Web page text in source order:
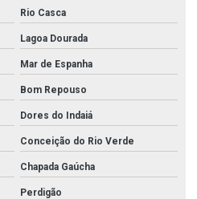
Rio Casca
Lagoa Dourada
Mar de Espanha
Bom Repouso
Dores do Indaiá
Conceição do Rio Verde
Chapada Gaúcha
Perdigão